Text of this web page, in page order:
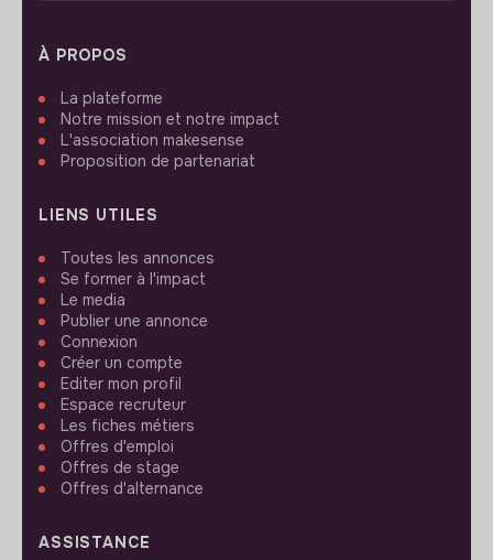
À PROPOS
La plateforme
Notre mission et notre impact
L'association makesense
Proposition de partenariat
LIENS UTILES
Toutes les annonces
Se former à l'impact
Le media
Publier une annonce
Connexion
Créer un compte
Editer mon profil
Espace recruteur
Les fiches métiers
Offres d'emploi
Offres de stage
Offres d'alternance
ASSISTANCE